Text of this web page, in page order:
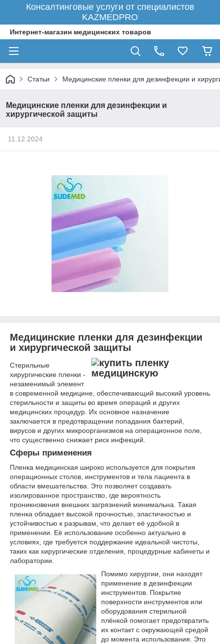
Консалтинговые услуги от специалистов
KAZMEDPRO
Интернет-магазин медицинских товаров
Статьи Медицинские пленки для дезинфекции и
Медицинские пленки для дезинфекции и
хирургической защиты
11.12.2024
Медицинские пленки для дезинфекции
и хирургической защиты
Стерильные
хирургические пленки -
незаменимый элемент
в современной медицине, обеспечивающий высокий уровень
стерильности и защиты во время операций и других
медицинских процедур. Их основное назначение
заключается в предотвращении попадания бактерий,
вирусов и других микроорганизмов на операционное поле,
что существенно снижает риск инфекций.
Сферы применения
Пленка медицинская широко используется для покрытия
операционных столов, инструментов и тела пациента в
области вмешательства. Это позволяет создавать
изолированное пространство, где вероятность
проникновения внешних загрязнений минимальна. Такая
пленка обладает высокой прочностью, эластичностью и
устойчивостью к разрывам, что делает её удобной в
применении. Её использование особенно актуально в
условиях, где требуется поддержание идеальной чистоты,
таких как хирургические отделения, процедурные кабинеты и
лаборатории.
Помимо хирургии, они находят
применение в дезинфекции
инструментов. Покрытие
поверхности инструментов или
оборудования стерильной
плёнкой помогает предотвратить
их контакт с окружающей средой
до момента использования. Это